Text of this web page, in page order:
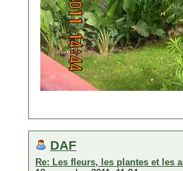
DAF
Re: Les fleurs, les plantes et les